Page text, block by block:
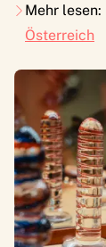
Mehr lesen:
Österreich